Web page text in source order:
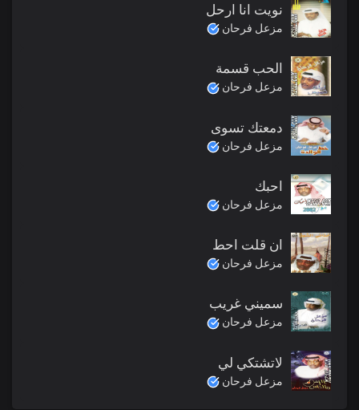
نويت انا ارحل
مزعل فرحان
الحب قسمة
مزعل فرحان
دمعتك تسوى
مزعل فرحان
احبك
مزعل فرحان
ان قلت احط
مزعل فرحان
سميني غريب
مزعل فرحان
لاتشتكي لي
مزعل فرحان